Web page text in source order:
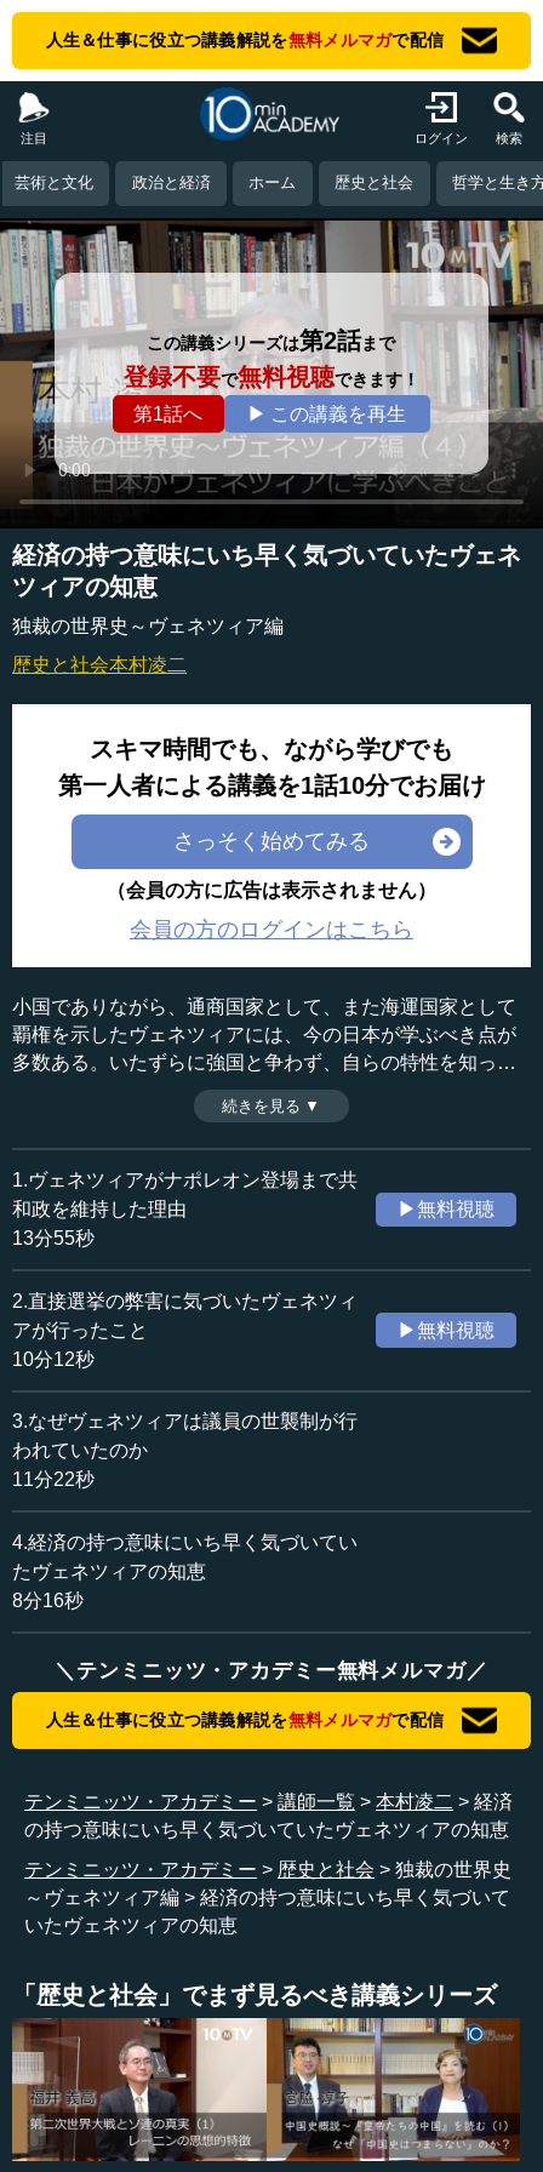
人生＆仕事に役立つ講義解説を無料メルマガで配信
注目 ログイン 検索
芸術と文化 政治と経済 ホーム 歴史と社会 哲学と生き
この講義シリーズは第2話まで
登録不要で無料視聴できます！
第1話へ ▶ この講義を再生
経済の持つ意味にいち早く気づいていたヴェネ
ツィアの知恵
独裁の世界史～ヴェネツィア編
歴史と社会本村凌二
スキマ時間でも、ながら学びでも
第一人者による講義を1話10分でお届け
さっそく始めてみる
（会員の方に広告は表示されません）
会員の方のログインはこちら
小国でありながら、通商国家として、また海運国家として
覇権を示したヴェネツィアには、今の日本が学ぶべき点が
多数ある。いたずらに強国と争わず、自らの特性を知った
国のシステムづくりに邁進することも、その一つだ。（全4
※インタビュアー：川上達史（テンミニッツTV編集長）
収録日：2019年12月19日
追加日：2020年6月20日
カテゴリー：
歴史・民族
≪全文≫
●政治家としての見識を維持していくにはどうしたら
いいか
―― 前回のお話の中に、2世、3世議員の話がありまし
た。また、ヴェネツィアがくじ引きなどにこだわったの
は、変な野心を持った人物が政治の枢要な地位に就くこと
を除外する、排除するというところだったことも、重ねて
教えていただきました。そうなると、ある程度は世襲制が
あったほうが、変な野心を持って国を引っかき回そうとす
る人たちの出る危険性を減らせるというところであるわけ
ですね。
本村 日本の今の政治というのは、全て選挙で選ばれるた
めにあって、選挙が終われば何も関係ないというような変
な方向に行っているのではないかと思うのです。そういう
人たちを見ていると、そのように私には見えてしまいま
―― そうですね。選挙に勝てばいいみたいなところはあ
本村 世襲であれば、そういう弊害には陥らないのではな
いか。もちろん他の要因が出てくるかもしれません。少な
していくにはどうしたらいいか、ということは課題として
出てくると思います。
―― そうですね。今の日本では、もともと貴族院として
「良識の府」といわれてきた参議院が、普通の衆議院と変
わらない位置付けになっているところもあります。今後、
良識なり見識なり、野心的なものをいかに防ぐかというこ
続きを見る ▼
1.ヴェネツィアがナポレオン登場まで共
和政を維持した理由
13分55秒
▶無料視聴
2.直接選挙の弊害に気づいたヴェネツィ
アが行ったこと
10分12秒
▶無料視聴
3.なぜヴェネツィアは議員の世襲制が行
われていたのか
11分22秒
4.経済の持つ意味にいち早く気づいてい
たヴェネツィアの知恵
8分16秒
＼テンミニッツ・アカデミー無料メルマガ／
人生＆仕事に役立つ講義解説を無料メルマガで配信
テンミニッツ・アカデミー 講師一覧 本村凌二
経済
の持つ意味にいち早く気づいていたヴェネツィアの知恵
テンミニッツ・アカデミー
歴史と社会
独裁の世界史
～ヴェネツィア編
経済の持つ意味にいち早く気づいて
いたヴェネツィアの知恵
「歴史と社会」でまず見るべき講義シリーズ